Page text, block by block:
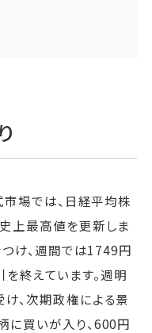
場では、日経平均株
上最高値を更新しま
け、週間では1749円
終えています。週明
、次期政権による景
買いが入り、600円